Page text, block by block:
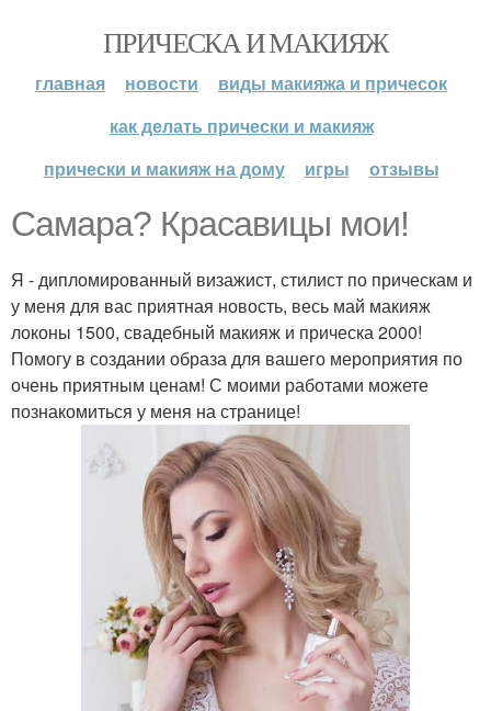
ПРИЧЕСКА И МАКИЯЖ
главная новости
виды макияжа и причесок
как делать прически и макияж
прически и макияж на дому
игры отзывы
Самара? Красавицы мои!
Я - дипломированный визажист, стилист по прическам и
у меня для вас приятная новость, весь май макияж
локоны 1500, свадебный макияж и прическа 2000!
Помогу в создании образа для вашего мероприятия по
очень приятным ценам! С моими работами можете
познакомиться у меня на странице!